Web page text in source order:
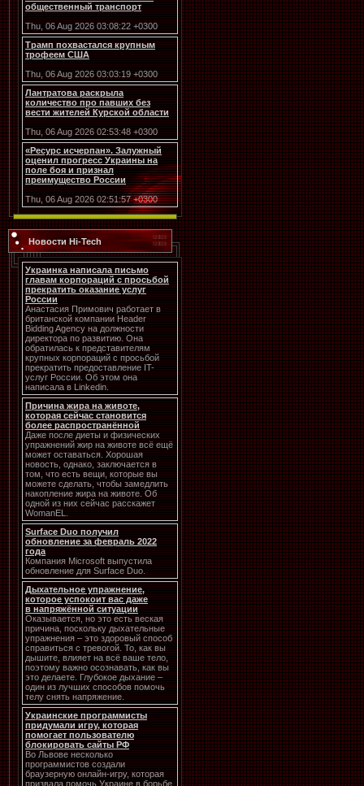
общественный транспорт
Thu, 06 Aug 2026 03:08:22 +0300
Трамп похвастался крупным
трофеем США
Thu, 06 Aug 2026 03:03:19 +0300
Лантратова раскрыла
количество про павших без
вести жителей Курской области
Thu, 06 Aug 2026 02:53:48 +0300
«Ресурс исчерпан». Залужный
оценил прогресс Украины на
поле боя и признал
преимущество России
Thu, 06 Aug 2026 02:51:57 +0300
Новости Hi-Tech
Украинка написала письмо
главам корпораций с просьбой
прекратить оказание услуг
России
Анастасия Примович работает в
британской компании Header
Bidding Agency на должности
директора по развитию. Она
обратилась к представителям
крупных корпораций с просьбой
прекратить предоставление IT-
услуг России. Об этом она
написала в Linkedin.
Причина жира на животе,
которая сейчас становится
более распространённой
Даже после диеты и физических
упражнений жир на животе всё ещё
может оставаться. Хорошая
новость, однако, заключается в
том, что есть вещи, которые вы
можете сделать, чтобы замедлить
накопление жира на животе. Об
одной из них сейчас расскажет
WomanEL.
Surface Duo получил
обновление за февраль 2022
года
Компания Microsoft выпустила
обновление для Surface Duo.
Дыхательное упражнение,
которое успокоит вас даже
в напряжённой ситуации
Оказывается, но это есть веская
причина, поскольку дыхательные
упражнения – это здоровый способ
справиться с тревогой. То, как вы
дышите, влияет на всё ваше тело,
поэтому важно осознавать, как вы
это делаете. Глубокое дыхание –
один из лучших способов помочь
телу снять напряжение.
Украинские программисты
придумали игру, которая
помогает пользователю
блокировать сайты РФ
Во Львове несколько
программистов создали
браузерную онлайн-игру, которая
призвала помочь Украине в борьбе